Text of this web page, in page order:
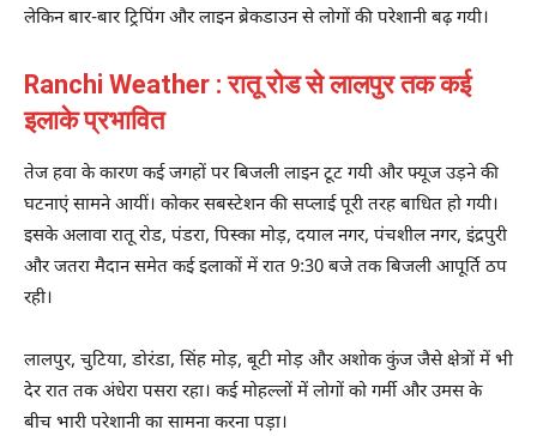
लेकिन बार-बार ट्रिपिंग और लाइन ब्रेकडाउन से लोगों की परेशानी बढ़ गयी।
Ranchi Weather : रातू रोड से लालपुर तक कई
इलाके प्रभावित
तेज हवा के कारण कई जगहों पर बिजली लाइन टूट गयी और फ्यूज उड़ने की
घटनाएं सामने आयीं। कोकर सबस्टेशन की सप्लाई पूरी तरह बाधित हो गयी।
इसके अलावा रातू रोड, पंडरा, पिस्का मोड़, दयाल नगर, पंचशील नगर, इंद्रपुरी
और जतरा मैदान समेत कई इलाकों में रात 9:30 बजे तक बिजली आपूर्ति ठप
रही।
लालपुर, चुटिया, डोरंडा, सिंह मोड़, बूटी मोड़ और अशोक कुंज जैसे क्षेत्रों में भी
देर रात तक अंधेरा पसरा रहा। कई मोहल्लों में लोगों को गर्मी और उमस के
बीच भारी परेशानी का सामना करना पड़ा।